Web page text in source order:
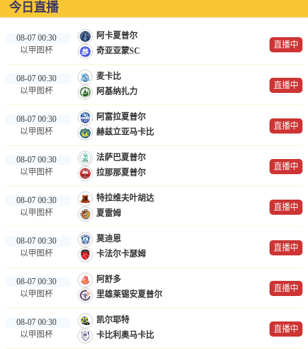
今日直播
08-07 00:30
以甲图杯
阿卡夏普尔
奇亚亚蒙SC
直播中
08-07 00:30
以甲图杯
麦卡比
阿基纳扎力
直播中
08-07 00:30
以甲图杯
阿富拉夏普尔
赫兹立亚马卡比
直播中
08-07 00:30
以甲图杯
法萨巴夏普尔
拉那那夏普尔
直播中
08-07 00:30
以甲图杯
特拉维夫叶胡达
夏雷姆
直播中
08-07 00:30
以甲图杯
莫迪恩
卡法尔卡瑟姆
直播中
08-07 00:30
以甲图杯
阿舒多
里雄莱锡安夏普尔
直播中
08-07 00:30
以甲图杯
凯尔耶特
卡比利奥马卡比
直播中